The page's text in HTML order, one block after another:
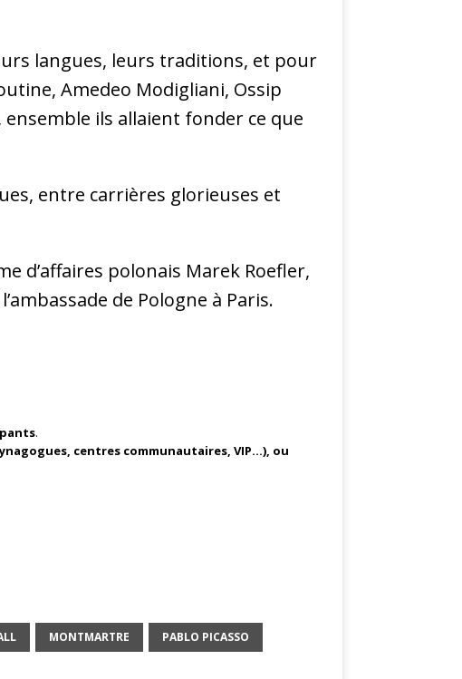
langues, leurs traditions, et pour
Amedeo Modigliani, Ossip
ils allaient fonder ce que
entre carrières glorieuses et
d’affaires polonais Marek Roefler,
de Pologne à Paris.
.
centres communautaires, VIP…), ou
MONTMARTRE PABLO PICASSO